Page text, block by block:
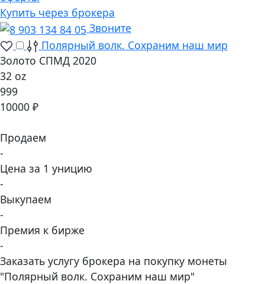
Купить через брокера
Звоните
Полярный волк. Сохраним наш мир
Золото СПМД 2020
32 oz
999
10000 ₽
Продаем
-
Цена за 1 уницию
-
Выкупаем
-
Премия к бирже
-
Заказать услугу брокера на покупку монеты
"Полярный волк. Сохраним наш мир"